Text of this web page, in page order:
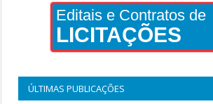
Editais e Contratos de
LICITAÇÕES
ÚLTIMAS PUBLICAÇÕES